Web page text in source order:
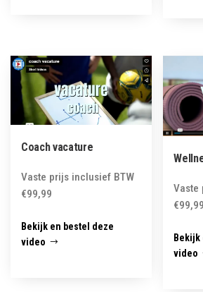
Coach vacature
Vaste prijs inclusief BTW
€99,99
Bekijk en bestel deze
video
Vaste
€99,99
Bekijk
video